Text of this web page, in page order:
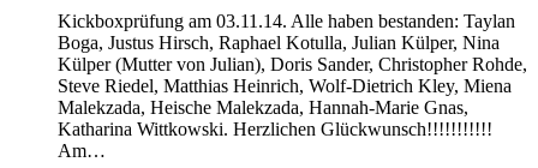
Kickboxprüfung am 03.11.14. Alle haben bestanden: Taylan
Boga, Justus Hirsch, Raphael Kotulla, Julian Külper, Nina
Külper (Mutter von Julian), Doris Sander, Christopher Rohde,
Steve Riedel, Matthias Heinrich, Wolf-Dietrich Kley, Miena
Malekzada, Heische Malekzada, Hannah-Marie Gnas,
Katharina Wittkowski. Herzlichen Glückwunsch!!!!!!!!!!!
Am…